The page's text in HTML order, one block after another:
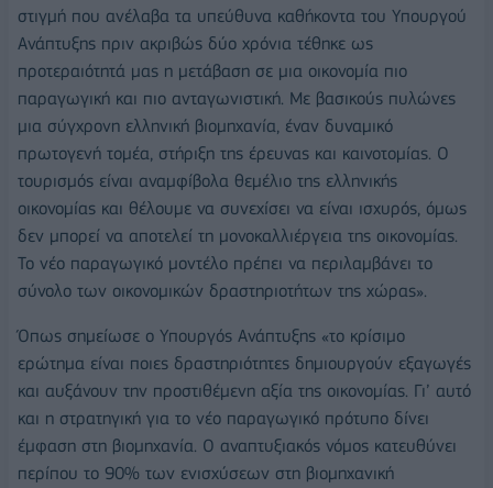
στιγμή που ανέλαβα τα υπεύθυνα καθήκοντα του Υπουργού
Ανάπτυξης πριν ακριβώς δύο χρόνια τέθηκε ως
προτεραιότητά μας η μετάβαση σε μια οικονομία πιο
παραγωγική και πιο ανταγωνιστική. Με βασικούς πυλώνες
μια σύγχρονη ελληνική βιομηχανία, έναν δυναμικό
πρωτογενή τομέα, στήριξη της έρευνας και καινοτομίας. Ο
τουρισμός είναι αναμφίβολα θεμέλιο της ελληνικής
οικονομίας και θέλουμε να συνεχίσει να είναι ισχυρός, όμως
δεν μπορεί να αποτελεί τη μονοκαλλιέργεια της οικονομίας.
Το νέο παραγωγικό μοντέλο πρέπει να περιλαμβάνει το
σύνολο των οικονομικών δραστηριοτήτων της χώρας».
Όπως σημείωσε ο Υπουργός Ανάπτυξης «το κρίσιμο
ερώτημα είναι ποιες δραστηριότητες δημιουργούν εξαγωγές
και αυξάνουν την προστιθέμενη αξία της οικονομίας. Γι’ αυτό
και η στρατηγική για το νέο παραγωγικό πρότυπο δίνει
έμφαση στη βιομηχανία. Ο αναπτυξιακός νόμος κατευθύνει
περίπου το 90% των ενισχύσεων στη βιομηχανική